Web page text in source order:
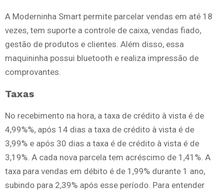
A Moderninha Smart permite parcelar vendas em até 18
vezes, tem suporte a controle de caixa, vendas fiado,
gestão de produtos e clientes. Além disso, essa
maquininha possui bluetooth e realiza impressão de
comprovantes.
Taxas
No recebimento na hora, a taxa de crédito à vista é de
4,99%%, após 14 dias a taxa de crédito à vista é de
3,99% e após 30 dias a taxa é de crédito à vista é de
3,19%. A cada nova parcela tem acréscimo de 1,41%. A
taxa para vendas em débito é de 1,99% durante 1 ano,
subindo para 2,39% após esse período. Para entender